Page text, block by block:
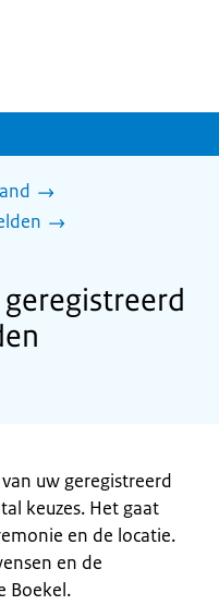
uw geregistreerd
keuzes. Het gaat
en de locatie.
en de
Boekel.